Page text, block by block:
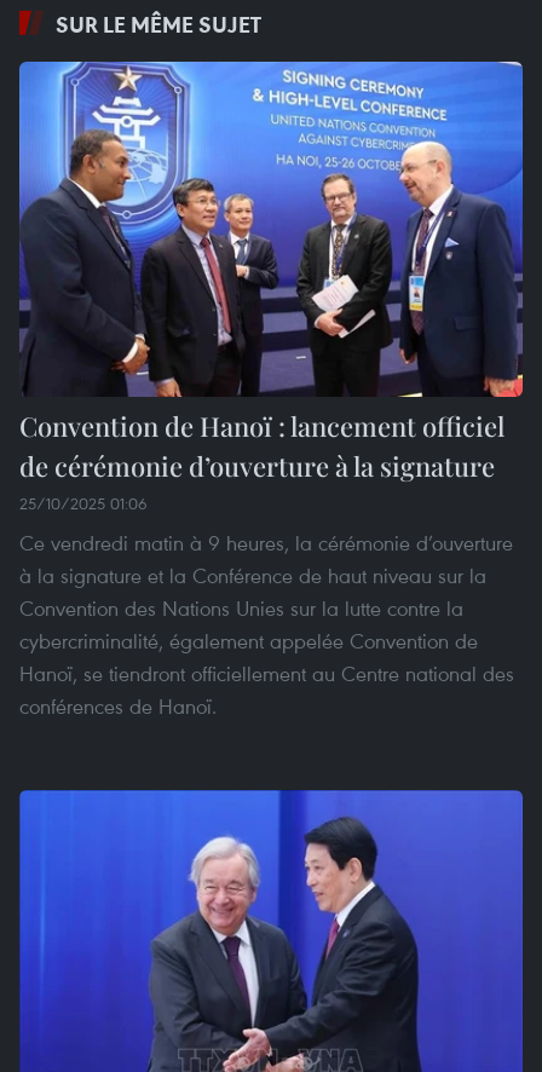
SUR LE MÊME SUJET
Convention de Hanoï : lancement officiel
de cérémonie d’ouverture à la signature
25/10/2025 01:06
Ce vendredi matin à 9 heures, la cérémonie d’ouverture
à la signature et la Conférence de haut niveau sur la
Convention des Nations Unies sur la lutte contre la
cybercriminalité, également appelée Convention de
Hanoï, se tiendront officiellement au Centre national des
conférences de Hanoï.